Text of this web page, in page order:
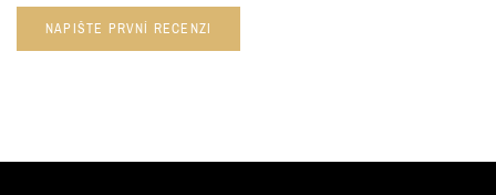
Nuty Głowy
Nuty Serca
NAPIŠTE PRVNÍ RECENZI